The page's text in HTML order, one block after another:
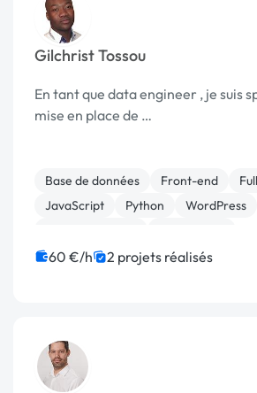
Gilchrist Tossou
En tant que data engineer , je suis
mise en place de …
Base de données Front-end
JavaScript
Python
WordPress
60 €/h 2 projets réalisés